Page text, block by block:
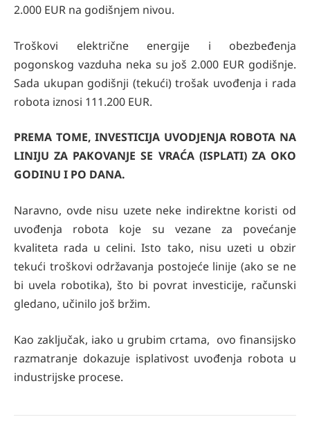
2.000 EUR na godišnjem nivou.
Troškovi električne energije i obezbeđenja
pogonskog vazduha neka su još 2.000 EUR godišnje.
Sada ukupan godišnji (tekući) trošak uvođenja i rada
robota iznosi 111.200 EUR.
PREMA TOME, INVESTICIJA UVODJENJA ROBOTA NA
LINIJU ZA PAKOVANJE SE VRAĆA (ISPLATI) ZA OKO
GODINU I PO DANA.
Naravno, ovde nisu uzete neke indirektne koristi od
uvođenja robota koje su vezane za povećanje
kvaliteta rada u celini. Isto tako, nisu uzeti u obzir
tekući troškovi održavanja postojeće linije (ako se ne
bi uvela robotika), što bi povrat investicije, računski
gledano, učinilo još bržim.
Kao zaključak, iako u grubim crtama, ovo finansijsko
razmatranje dokazuje isplativost uvođenja robota u
industrijske procese.